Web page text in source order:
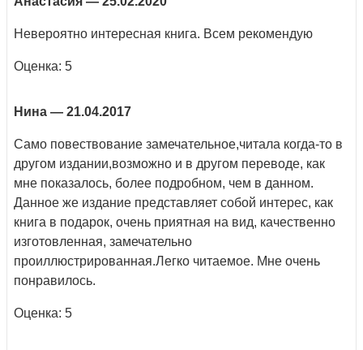
Невероятно интересная книга. Всем рекомендую
Оценка: 5
Нина — 21.04.2017
Само повествование замечательное,читала когда-то в
другом издании,возможно и в другом переводе, как
мне показалось, более подробном, чем в данном.
Данное же издание представляет собой интерес, как
книга в подарок, очень приятная на вид, качественно
изготовленная, замечательно
проиллюстрированная.Легко читаемое. Мне очень
понравилось.
Оценка: 5